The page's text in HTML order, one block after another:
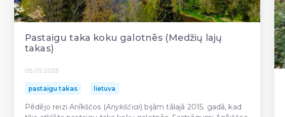
Pastaigu taka koku galotnēs (Medžių lajų
takas)
05.05.2023
pastaigu takas lietuva
Pēdējo reizi Anīkščos (Anykščiai) bijām tālajā 2015. gadā, kad